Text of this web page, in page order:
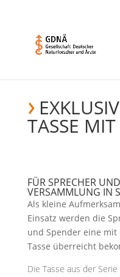
TASSE
FÜR SPRECHER
VERSAMMLUNG IN
Als kleine
Einsatz werden die
und Spender eine mit
Tasse überreicht
Die Tasse aus der